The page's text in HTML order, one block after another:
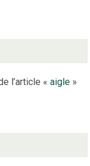
l’article «aigle »